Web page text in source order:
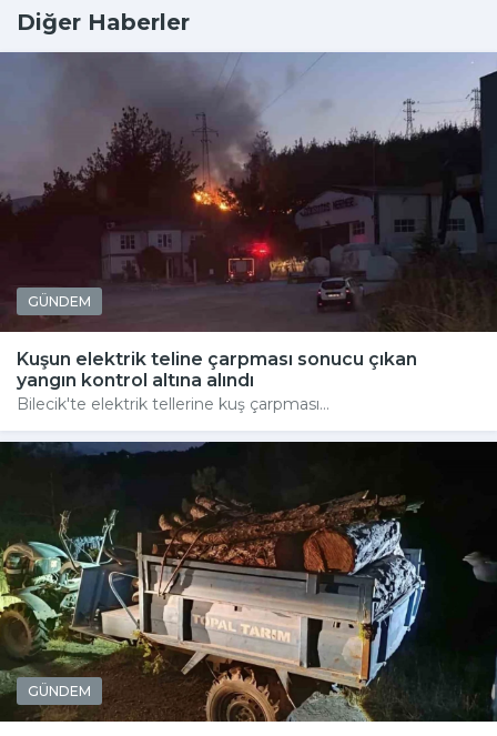
Diğer Haberler
GÜNDEM
Kuşun elektrik teline çarpması sonucu çıkan
yangın kontrol altına alındı
Bilecik'te elektrik tellerine kuş çarpması...
GÜNDEM